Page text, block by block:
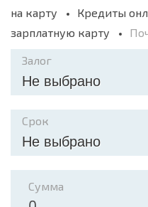
на карту
Кредиты
зарплатную карту
Залог
Не выбрано
Срок
Не выбрано
Сумма